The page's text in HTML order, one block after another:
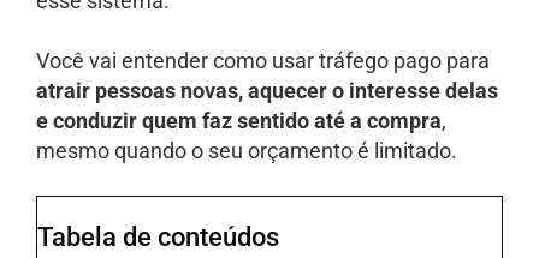
Você vai entender como usar tráfego pago para
atrair pessoas novas, aquecer o interesse delas
e conduzir quem faz sentido até a compra,
mesmo quando o seu orçamento é limitado.
Tabela de conteúdos